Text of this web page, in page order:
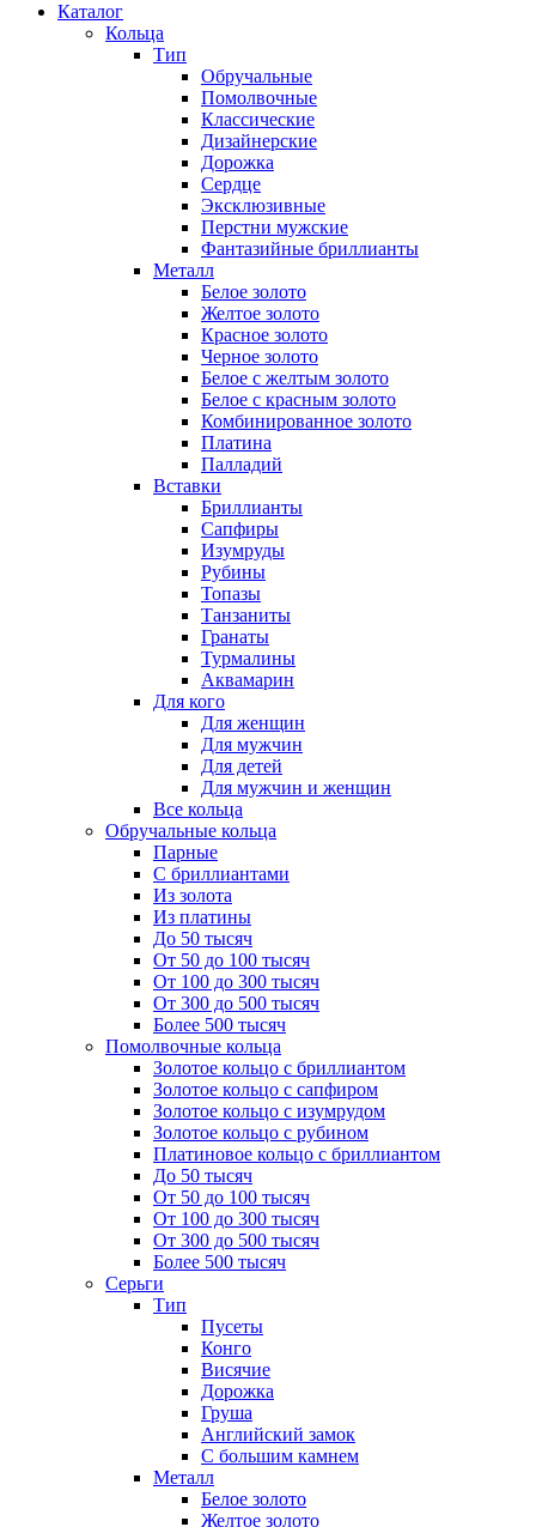
Каталог
Кольца
Тип
Обручальные
Помолвочные
Классические
Дизайнерские
Дорожка
Сердце
Эксклюзивные
Перстни мужские
Фантазийные бриллианты
Металл
Белое золото
Желтое золото
Красное золото
Черное золото
Белое с желтым золото
Белое с красным золото
Комбинированное золото
Платина
Палладий
Вставки
Бриллианты
Сапфиры
Изумруды
Рубины
Топазы
Танзаниты
Гранаты
Турмалины
Аквамарин
Для кого
Для женщин
Для мужчин
Для детей
Для мужчин и женщин
Все кольца
Обручальные кольца
Парные
С бриллиантами
Из золота
Из платины
До 50 тысяч
От 50 до 100 тысяч
От 100 до 300 тысяч
От 300 до 500 тысяч
Более 500 тысяч
Помолвочные кольца
Золотое кольцо с бриллиантом
Золотое кольцо с сапфиром
Золотое кольцо с изумрудом
Золотое кольцо с рубином
Платиновое кольцо с бриллиантом
До 50 тысяч
От 50 до 100 тысяч
От 100 до 300 тысяч
От 300 до 500 тысяч
Более 500 тысяч
Серьги
Тип
Пусеты
Конго
Висячие
Дорожка
Груша
Английский замок
С большим камнем
Металл
Белое золото
Желтое золото